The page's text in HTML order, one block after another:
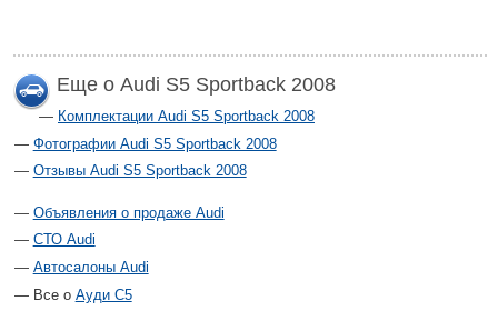
Еще о Audi S5 Sportback 2008
Комплектации Audi S5 Sportback 2008
Фотографии Audi S5 Sportback 2008
Отзывы Audi S5 Sportback 2008
Объявления о продаже Audi
СТО Audi
Автосалоны Audi
Все о Ауди С5